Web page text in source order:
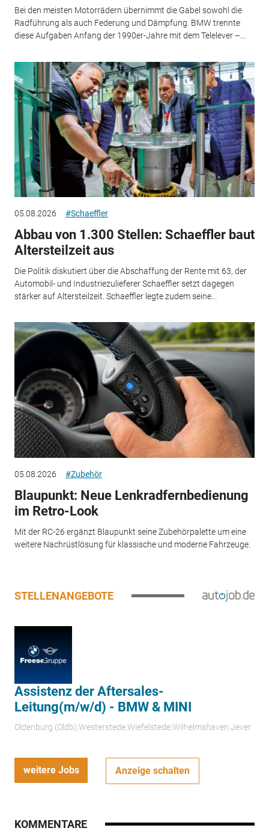
Bei den meisten Motorrädern übernimmt die Gabel sowohl die
Radführung als auch Federung und Dämpfung. BMW trennte
diese Aufgaben Anfang der 1990er-Jahre mit dem Telelever –...
05.08.2026 #Schaeffler
Abbau von 1.300 Stellen: Schaeffler baut
Altersteilzeit aus
Die Politik diskutiert über die Abschaffung der Rente mit 63, der
Automobil- und Industriezulieferer Schaeffler setzt dagegen
stärker auf Altersteilzeit. Schaeffler legte zudem seine...
05.08.2026 #Zubehör
Blaupunkt: Neue Lenkradfernbedienung
im Retro-Look
Mit der RC-26 ergänzt Blaupunkt seine Zubehörpalette um eine
weitere Nachrüstlösung für klassische und moderne Fahrzeuge.
STELLENANGEBOTE
Assistenz der Aftersales-
Leitung(m/w/d) - BMW & MINI
Oldenburg (Oldb);Westerstede;Wiefelstede;Wilhelmshaven;Jever
weitere Jobs Anzeige schalten
KOMMENTARE